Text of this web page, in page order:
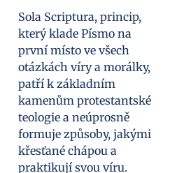
Sola Scriptura, princip,
který klade Písmo na
první místo ve všech
otázkách víry a morálky,
patří k základním
kamenům protestantské
teologie a neúprosně
formuje způsoby, jakými
křesťané chápou a
praktikují svou víru.